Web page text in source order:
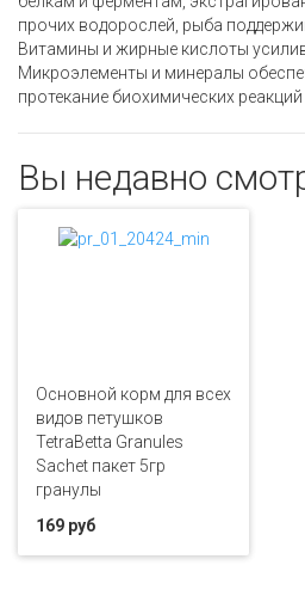
прочих водорослей, рыба
Витамины и жирные кислоты
Микроэлементы и минералы
протекание биохимических реакций
Вы недавно
Основной корм для всех
видов петушков
TetraBetta Granules
Sachet пакет 5гр
гранулы
169 руб